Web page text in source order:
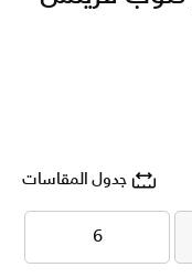
جدول المقاسات
6
6